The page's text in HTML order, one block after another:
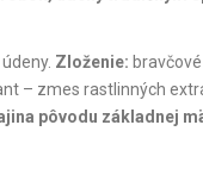
Zloženie:
– zmes rastlinných
pôvodu základnej